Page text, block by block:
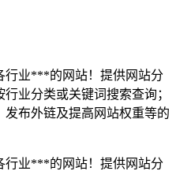
行业***的网站！提供网站分
业分类或关键词搜索查询；
发布外链及提高网站权重等的
行业***的网站！提供网站分